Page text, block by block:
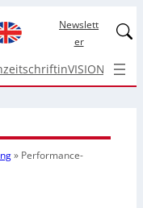
Newslett
er
inVISION Top
» Performance-